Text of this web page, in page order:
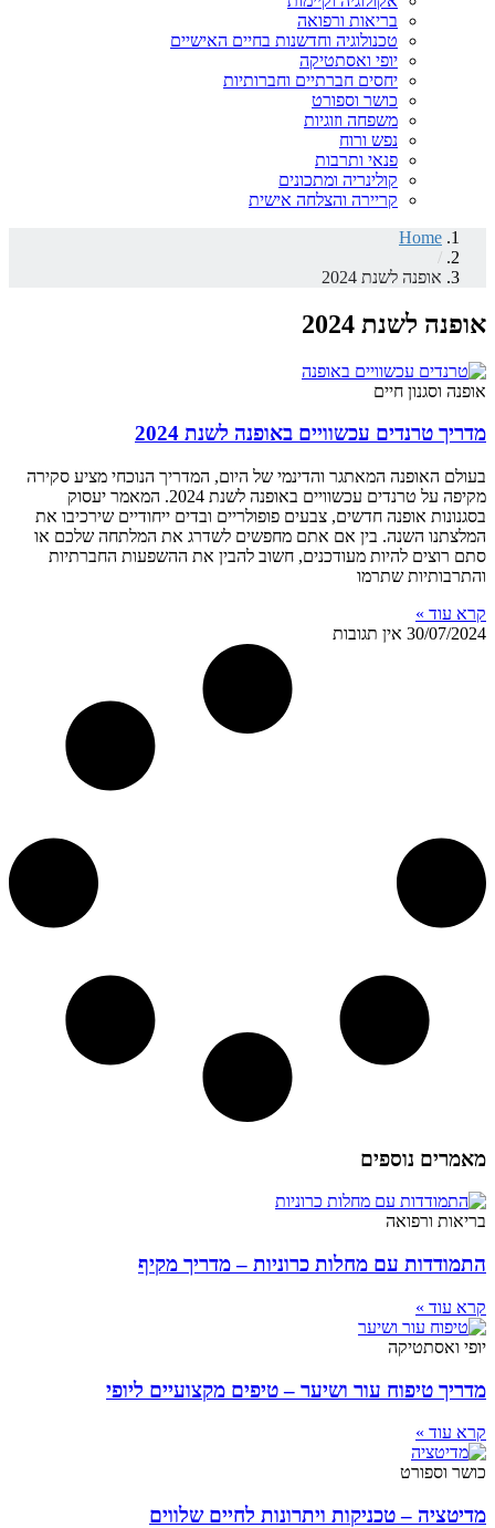
בריאות ורפואה
טכנולוגיה וחדשנות בחיים האישיים
יופי ואסתטיקה
יחסים חברתיים וחברותיות
כושר וספורט
משפחה וזוגיות
נפש ורוח
פנאי ותרבות
קולינריה ומתכונים
קריירה והצלחה אישית
Home
/
אופנה לשנת 2024
אופנה לשנת 2024
אופנה וסגנון חיים
מדריך טרנדים עכשוויים באופנה לשנת 2024
בעולם האופנה המאתגר והדינמי של היום, המדריך הנוכחי מציע סקירה
מקיפה על טרנדים עכשוויים באופנה לשנת 2024. המאמר יעסוק
בסגנונות אופנה חדשים, צבעים פופולריים ובדים ייחודיים שירכיבו את
המלצתנו השנה. בין אם אתם מחפשים לשדרג את המלתחה שלכם או
סתם רוצים להיות מעודכנים, חשוב להבין את ההשפעות החברתיות
והתרבותיות שתרמו
קרא עוד »
30/07/2024 אין תגובות
מאמרים נוספים
בריאות ורפואה
התמודדות עם מחלות כרוניות – מדריך מקיף
קרא עוד »
יופי ואסתטיקה
מדריך טיפוח עור ושיער – טיפים מקצועיים ליופי
קרא עוד »
כושר וספורט
מדיטציה – טכניקות ויתרונות לחיים שלווים